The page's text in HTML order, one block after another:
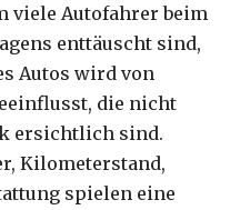
viele Autofahrer beim
enttäuscht sind,
Autos wird von
die nicht
ersichtlich sind.
Kilometerstand,
spielen eine